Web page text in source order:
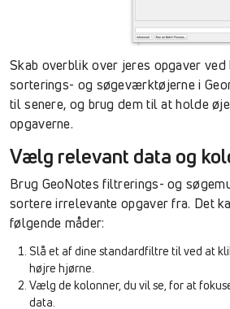
Skab overblik over jeres opgaver
sorterings- og søgeværktøjerne i
til senere, og brug dem til at holde
opgaverne.
Vælg relevant data og
Brug GeoNotes filtrerings- og
sortere irrelevante opgaver fra. Det
følgende måder:
Slå et af dine standardfiltre til ved at
højre hjørne.
Vælg de kolonner, du vil se, for at
data.